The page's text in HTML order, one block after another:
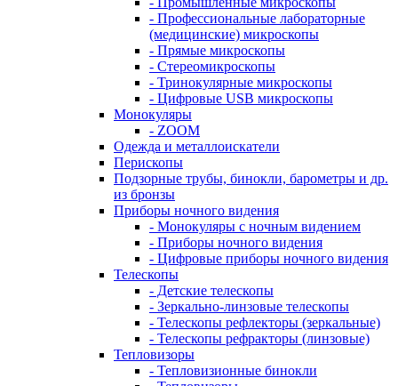
- Профессиональные лабораторные
(медицинские) микроскопы
- Прямые микроскопы
- Стереомикроскопы
- Тринокулярные микроскопы
- Цифровые USB микроскопы
Монокуляры
- ZOOM
Одежда и металлоискатели
Перископы
Подзорные трубы, бинокли, барометры и др.
из бронзы
Приборы ночного видения
- Монокуляры с ночным видением
- Приборы ночного видения
- Цифровые приборы ночного видения
Телескопы
- Детские телескопы
- Зеркально-линзовые телескопы
- Телескопы рефлекторы (зеркальные)
- Телескопы рефракторы (линзовые)
Тепловизоры
- Тепловизионные бинокли